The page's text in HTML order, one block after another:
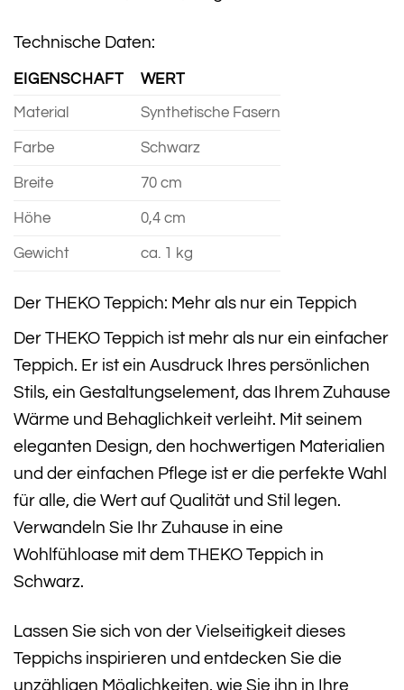
Technische Daten:
EIGENSCHAFT WERT
Material Synthetische Fasern
Farbe Schwarz
Breite 70 cm
Höhe 0,4 cm
Gewicht ca. 1 kg
Der THEKO Teppich: Mehr als nur ein Teppich
Der THEKO Teppich ist mehr als nur ein einfacher
Teppich. Er ist ein Ausdruck Ihres persönlichen
Stils, ein Gestaltungselement, das Ihrem Zuhause
Wärme und Behaglichkeit verleiht. Mit seinem
eleganten Design, den hochwertigen Materialien
und der einfachen Pflege ist er die perfekte Wahl
für alle, die Wert auf Qualität und Stil legen.
Verwandeln Sie Ihr Zuhause in eine
Wohlfühloase mit dem THEKO Teppich in
Schwarz.
Lassen Sie sich von der Vielseitigkeit dieses
Teppichs inspirieren und entdecken Sie die
unzähligen Möglichkeiten, wie Sie ihn in Ihre